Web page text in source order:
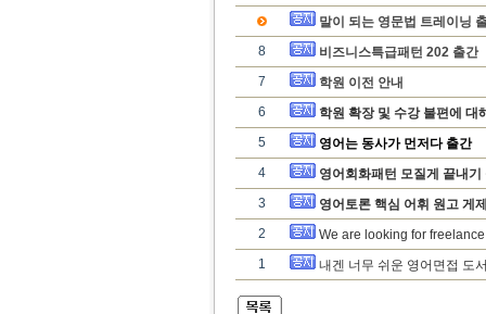
말이 되는 영문법 트레이닝
8
비즈니스특급패턴 202 출간
7
학원 이전 안내
6
학원 확장 및 수강 불편에 대
5
영어는 동사가 먼저다 출간
4
영어회화패턴 모질게 끝내기
3
영어토론 핵심 어휘 원고 게
2
We are looking for
1
내겐 너무 쉬운 영어면접 도